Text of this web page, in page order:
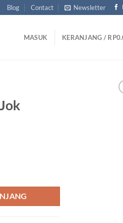
Blog Contact Newsletter
MASUK KERANJANG / RP